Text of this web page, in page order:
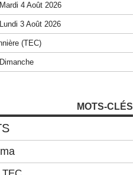
4 Août 2026
3 Août 2026
(TEC)
MOTS-CLÉS